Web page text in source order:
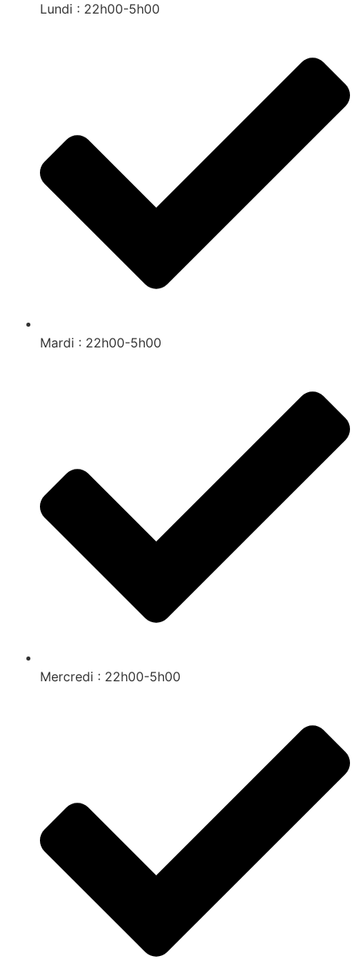
Lundi : 22h00-5h00
Mardi : 22h00-5h00
Mercredi : 22h00-5h00